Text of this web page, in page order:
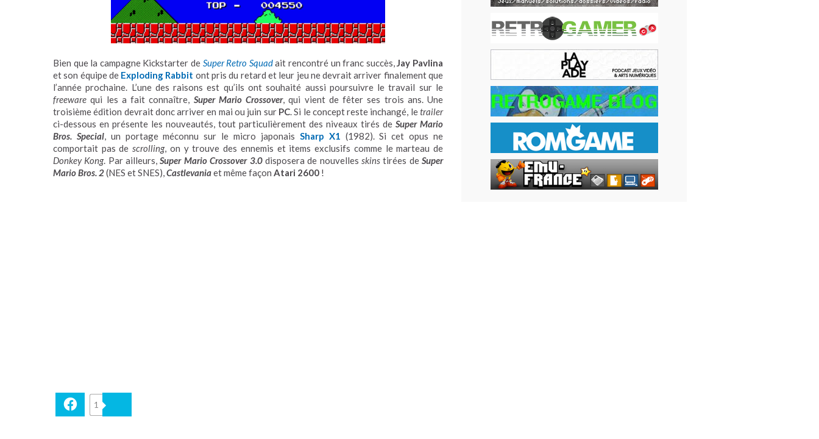
Bien que la campagne Kickstarter de Super Retro Squadait rencontré un franc succès,Jay Pavlina
et son équipe de Exploding Rabbit ont pris du retard et leur jeu ne devrait arriver finalement que
l’année prochaine. L’une des raisons est qu’ils ont souhaité aussi poursuivre le travail sur le
freeware qui les a fait connaître, Super Mario Crossover, qui vient de fêter ses trois ans. Une
troisième édition devrait donc arriver en mai ou juin sur PC. Si le concept reste inchangé, letrailer
ci-dessous en présente les nouveautés, tout particulièrement des niveaux tirés de Super Mario
Bros. Special, un portage méconnu sur le micro japonais Sharp X1 (1982). Si cet opus ne
comportait pas descrolling, on y trouve des ennemis et items exclusifs comme le marteau de
Donkey Kong. Par ailleurs,Super Mario Crossover 3.0disposera de nouvelles skinstirées deSuper
Mario Bros. 2(NES et SNES),Castlevaniaet même façon Atari 2600 !
Facebook
1